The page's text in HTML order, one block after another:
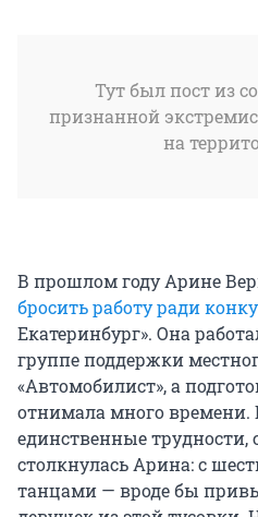
Тут был пост из
признанной
на
В прошлом году Арине
бросить работу ради
Екатеринбург». Она
группе поддержки
«Автомобилист», а
отнимала много времени.
единственные трудности,
столкнулась Арина: с
танцами — вроде бы